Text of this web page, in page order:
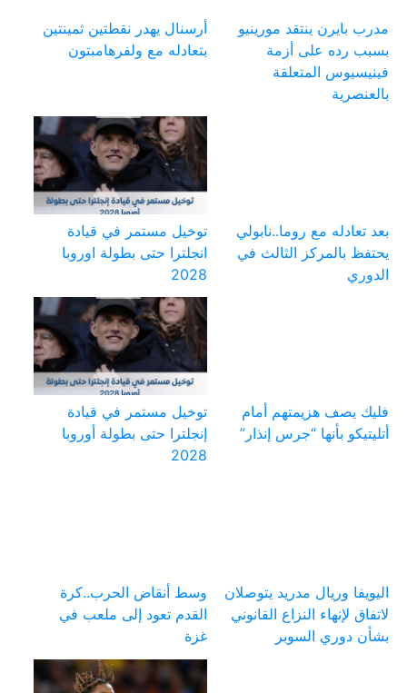
مدرب بايرن ينتقد مورينيو
بسبب رده على أزمة
فينيسيوس المتعلقة
بالعنصرية
أرسنال يهدر نقطتين ثمينتين
بتعادله مع ولفرهامبتون
بعد تعادله مع روما..نابولي
يحتفظ بالمركز الثالث في
الدوري
توخيل مستمر في قيادة
انجلترا حتى بطولة اوروبا
2028
فليك يصف هزيمتهم أمام
أتليتيكو بأنها “جرس إنذار”
توخيل مستمر في قيادة
إنجلترا حتى بطولة أوروبا
2028
اليويفا وريال مدريد يتوصلان
لاتفاق لإنهاء النزاع القانوني
بشأن دوري السوبر
وسط أنقاض الحرب..كرة
القدم تعود إلى ملعب في
غزة